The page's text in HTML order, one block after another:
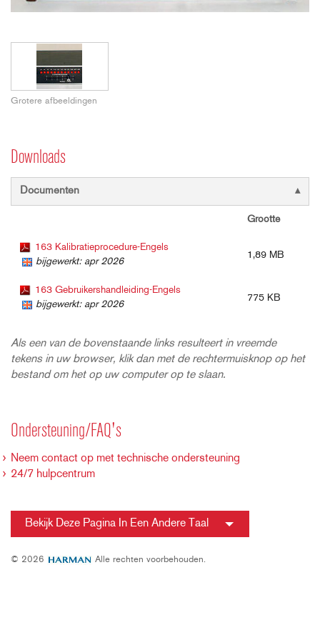
Grotere afbeeldingen
Downloads
Documenten
Grootte
163 Kalibratieprocedure-Engels
bijgewerkt: apr 2026
1,89 MB
163 Gebruikershandleiding-Engels
bijgewerkt: apr 2026
775 KB
Als een van de bovenstaande links resulteert in vreemde
tekens in uw browser, klik dan met de rechtermuisknop op het
bestand om het op uw computer op te slaan.
Ondersteuning/FAQ's
Neem contact op met technische ondersteuning
24/7 hulpcentrum
Bekijk Deze Pagina In Een Andere Taal
© 2026 Alle rechten voorbehouden.